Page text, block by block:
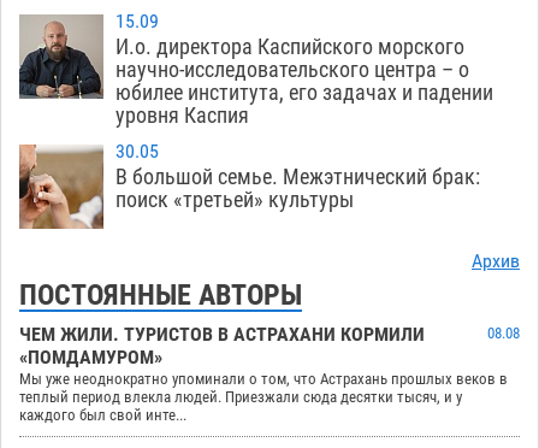
15.09
И.о. директора Каспийского морского
научно-исследовательского центра – о
юбилее института, его задачах и падении
уровня Каспия
30.05
В большой семье. Межэтнический брак:
поиск «третьей» культуры
Архив
ПОСТОЯННЫЕ АВТОРЫ
ЧЕМ ЖИЛИ. ТУРИСТОВ В АСТРАХАНИ КОРМИЛИ
«ПОМДАМУРОМ»
08.08
Мы уже неоднократно упоминали о том, что Астрахань прошлых веков в
теплый период влекла людей. Приезжали сюда десятки тысяч, и у
каждого был свой инте...